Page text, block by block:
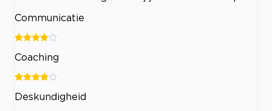
Communicatie
Coaching
Deskundigheid